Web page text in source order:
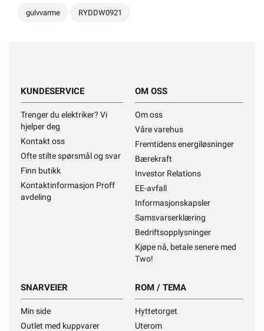
880W
930W
gulvvarme RYDDW0921
KUNDESERVICE
Trenger du elektriker? Vi
hjelper deg
Kontakt oss
Ofte stilte spørsmål og svar
Finn butikk
Kontaktinformasjon Proff
avdeling
OM OSS
Om oss
Våre varehus
Fremtidens energiløsninger
Bærekraft
Investor Relations
EE-avfall
Informasjonskapsler
Samsvarserklæring
Bedriftsopplysninger
Kjøpe nå, betale senere med
Two!
SNARVEIER
Min side
Outlet med kuppvarer
ROM / TEMA
Hyttetorget
Uterom